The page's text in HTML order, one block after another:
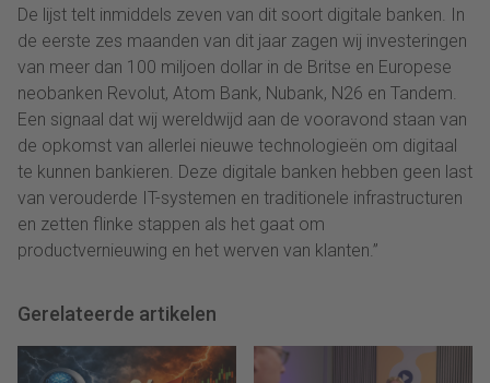
De lijst telt inmiddels zeven van dit soort digitale banken. In
de eerste zes maanden van dit jaar zagen wij investeringen
van meer dan 100 miljoen dollar in de Britse en Europese
neobanken Revolut, Atom Bank, Nubank, N26 en Tandem.
Een signaal dat wij wereldwijd aan de vooravond staan van
de opkomst van allerlei nieuwe technologieën om digitaal
te kunnen bankieren. Deze digitale banken hebben geen last
van verouderde IT-systemen en traditionele infrastructuren
en zetten flinke stappen als het gaat om
productvernieuwing en het werven van klanten.”
Gerelateerde artikelen